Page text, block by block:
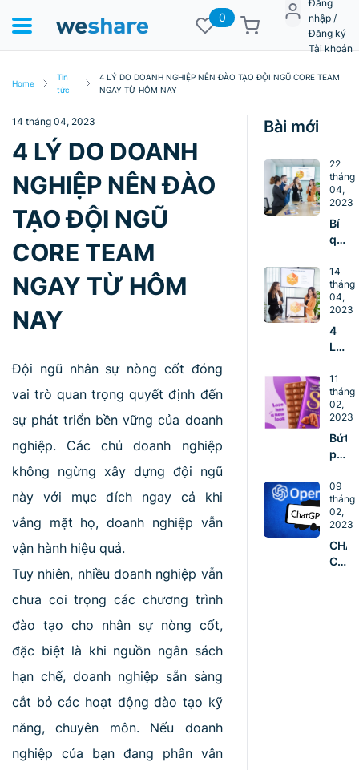
0
Đăng
nhập /
Đăng ký
Tài khoản
Home
Tin
tức
4 LÝ DO DOANH NGHIỆP NÊN ĐÀO TẠO ĐỘI NGŨ CORE TEAM
NGAY TỪ HÔM NAY
14 tháng 04, 2023
4 LÝ DO DOANH
NGHIỆP NÊN ĐÀO
TẠO ĐỘI NGŨ
CORE TEAM
NGAY TỪ HÔM
NAY
Đội ngũ nhân sự nòng cốt đóng
vai trò quan trọng quyết định đến
sự phát triển bền vững của doanh
nghiệp. Các chủ doanh nghiệp
không ngừng xây dựng đội ngũ
này với mục đích ngay cả khi
vắng mặt họ, doanh nghiệp vẫn
vận hành hiệu quả.
Tuy nhiên, nhiều doanh nghiệp vẫn
chưa coi trọng các chương trình
đào tạo cho nhân sự nòng cốt,
đặc biệt là khi nguồn ngân sách
hạn chế, doanh nghiệp sẵn sàng
cắt bỏ các hoạt động đào tạo kỹ
năng, chuyên môn. Nếu doanh
nghiệp của bạn đang phân vân
Bài mới
22
tháng
04,
2023
Bí
nhà
lãnh
đạo
dựng
đội
vững
14
tháng
04,
2023
4
LÝ
NÊN
TẠO
ĐỘI
TỪ
HÔM
NAY
11
tháng
02,
2023
Bứt
phá
5 ý
tạo
mùa
09
tháng
02,
2023
CÁN